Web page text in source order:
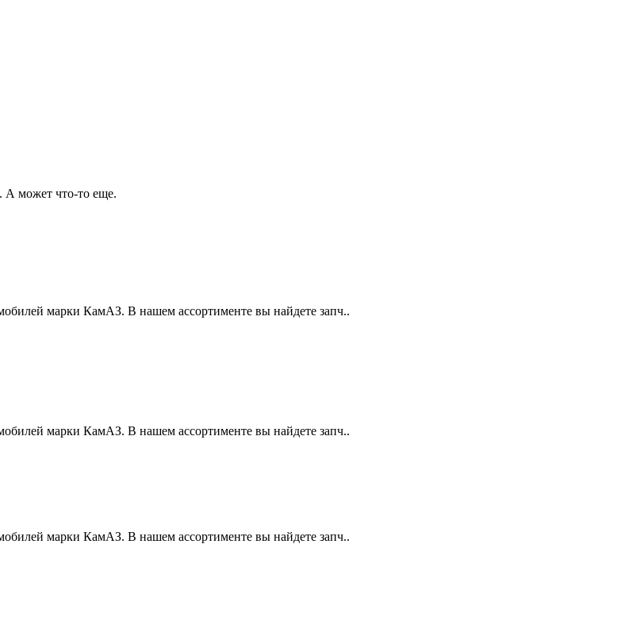
А может что-то еще.
марки КамАЗ. В нашем ассортименте вы найдете запч..
марки КамАЗ. В нашем ассортименте вы найдете запч..
марки КамАЗ. В нашем ассортименте вы найдете запч..